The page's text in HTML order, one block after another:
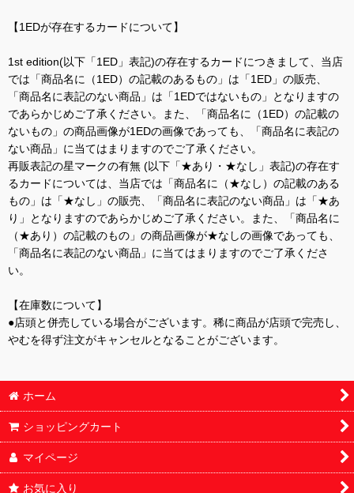
【1EDが存在するカードについて】
1st edition(以下「1ED」表記)の存在するカードにつきまして、当店
では「商品名に（1ED）の記載のあるもの」は「1ED」の販売、
「商品名に表記のない商品」は「1EDではないもの」となりますの
であらかじめご了承ください。また、「商品名に（1ED）の記載の
ないもの」の商品画像が1EDの画像であっても、「商品名に表記の
ない商品」に当てはまりますのでご了承ください。
再販表記の星マークの有無 (以下「★あり・★なし」表記)の存在す
るカードについては、当店では「商品名に（★なし）の記載のある
もの」は「★なし」の販売、「商品名に表記のない商品」は「★あ
り」となりますのであらかじめご了承ください。また、「商品名に
（★あり）の記載のもの」の商品画像が★なしの画像であっても、
「商品名に表記のない商品」に当てはまりますのでご了承くださ
い。
【在庫数について】
●店頭と併売している場合がございます。稀に商品が店頭で完売し、
やむを得ず注文がキャンセルとなることがございます。
ホーム
ショッピングカート
マイページ
お気に入り